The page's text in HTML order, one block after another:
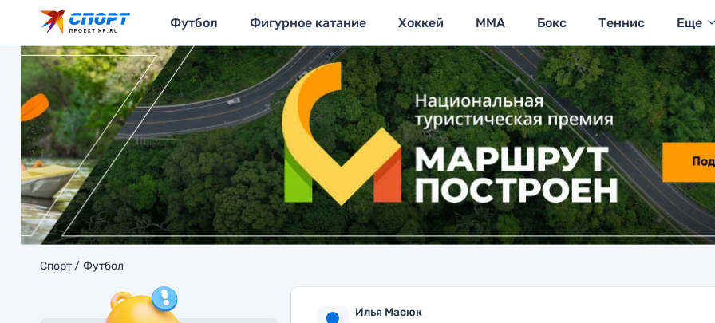
Футбол Фигурное катание Хоккей MMA Бокс Теннис Еще
Спорт Футбол
Илья Масюк